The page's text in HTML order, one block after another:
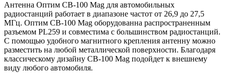
Антенна Оптим CB-100 Mag для автомобильных
радиостанций работает в диапазоне частот от 26,9 до 27,5
МГц. Оптим CB-100 Mag оборудованна распространенным
разъемом PL259 и совместима с большинством радиостанций.
С помощью удобного магнитного крепления антенну можно
разместить на любой металлической поверхности. Благодаря
классическому дизайну CB-100 Mag подойдет к внешнему
виду любого автомобиля.